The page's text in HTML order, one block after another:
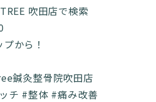
吹田店で検索
から！
鍼灸整骨院吹田店
チ #整体 #痛み改善